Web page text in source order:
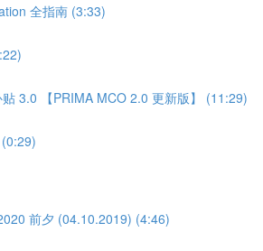
全指南 (3:33)
3.0 【PRIMA MCO 2.0 更新版】 (11:29)
前夕 (04.10.2019) (4:46)